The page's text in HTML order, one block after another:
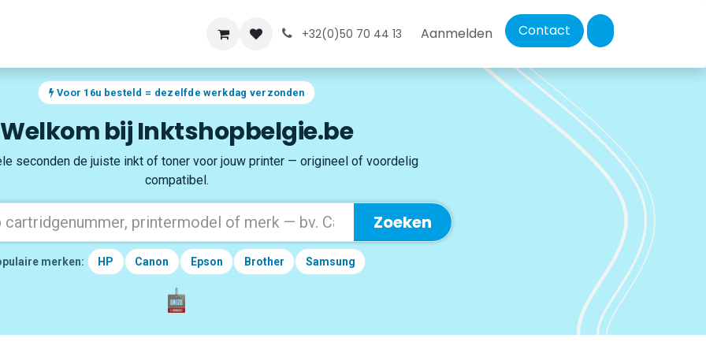
+32(0)50 70 44 13 Aanmelden Contact
Voor 16u besteld = dezelfde werkdag verzonden
Welkom bij Inktshopbelgie.be
seconden de juiste inkt of toner voor jouw printer — origineel of voordelig
compatibel.
Zoeken
merken: HP Canon Epson Brother Samsung